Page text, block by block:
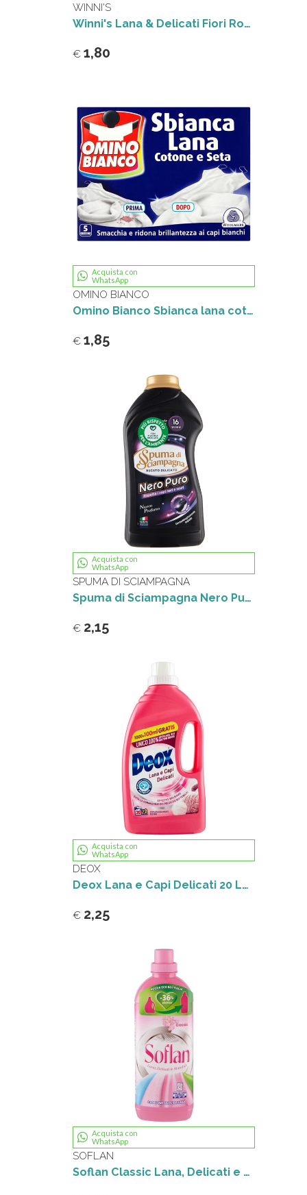
WINNI'S
Winni's Lana & Delicati Fiori Rosa 750 ml
€ 1,80
Acquista con
WhatsApp
OMINO BIANCO
Omino Bianco Sbianca lana cotone e seta 100 g
€ 1,85
Acquista con
WhatsApp
SPUMA DI SCIAMPAGNA
Spuma di Sciampagna Nero Puro Bucato Delicato 800 ml
€ 2,15
Acquista con
WhatsApp
DEOX
Deox Lana e Capi Delicati 20 Lavaggi più 2
€ 2,25
Acquista con
WhatsApp
SOFLAN
Soflan Classic Lana, Delicati e Sintetici 900 ml